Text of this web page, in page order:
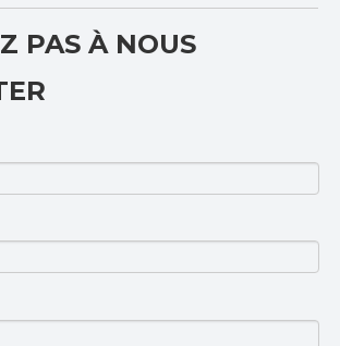
PAS À NOUS